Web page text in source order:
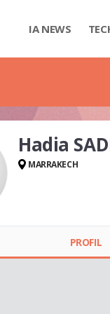
IA NEWS
Hadia
MARRAKECH
PROFIL